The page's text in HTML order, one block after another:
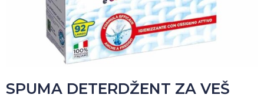
SPUMA DETERDŽENT ZA VEŠ